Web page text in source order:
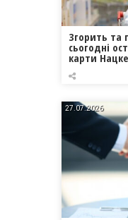
Згорить та
сьогодні
карти
27.07.2026